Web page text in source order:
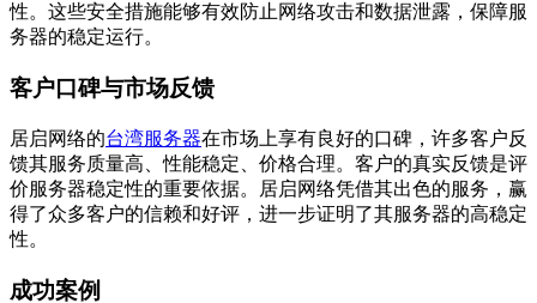
性。这些安全措施能够有效防止网络攻击和数据泄露，保障服
务器的稳定运行。
客户口碑与市场反馈
居启网络的台湾服务器在市场上享有良好的口碑，许多客户反
馈其服务质量高、性能稳定、价格合理。客户的真实反馈是评
价服务器稳定性的重要依据。居启网络凭借其出色的服务，赢
得了众多客户的信赖和好评，进一步证明了其服务器的高稳定
性。
成功案例